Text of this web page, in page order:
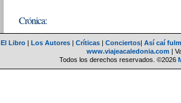
Crónica:
El Libro | Los Autores | Críticas | Conciertos| Así caí
www.viajeacaledonia.com |
Todos los derechos reservados. ©2026